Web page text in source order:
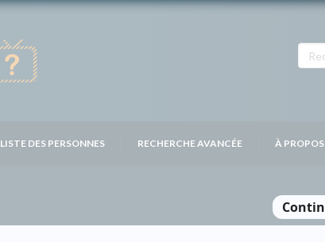
LISTE DES PERSONNES RECHERCHE AVANCÉE À PROPOS